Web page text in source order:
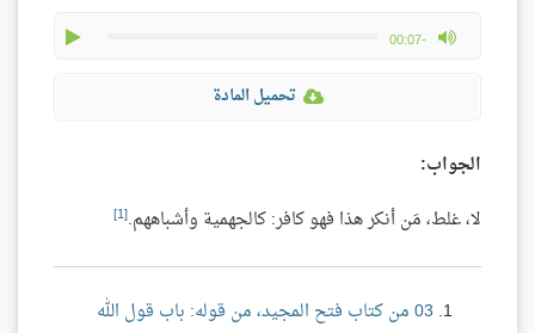
-00:07
max volume
تحميل المادة
الجواب:
لا، غلط، مَن أنكر هذا فهو كافر: كالجهمية وأشباههم.[1]
03 من كتاب فتح المجيد، من قوله: باب قول الله